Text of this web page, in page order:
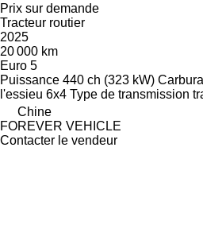
Prix sur demande
Tracteur routier
2025
20 000 km
Euro 5
Puissance 440 ch (323 kW)
l'essieu 6x4 Type de transmission
Chine
FOREVER VEHICLE
Contacter le vendeur